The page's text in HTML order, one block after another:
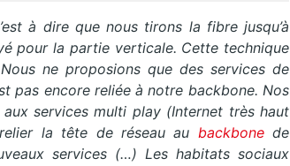
à dire que nous tirons la fibre jusqu’à
pour la partie verticale. Cette technique
ne proposions que des services de
pas encore reliée à notre backbone. Nos
services multi play (Internet très haut
la tête de réseau au backbone de
services (…) Les habitats sociaux